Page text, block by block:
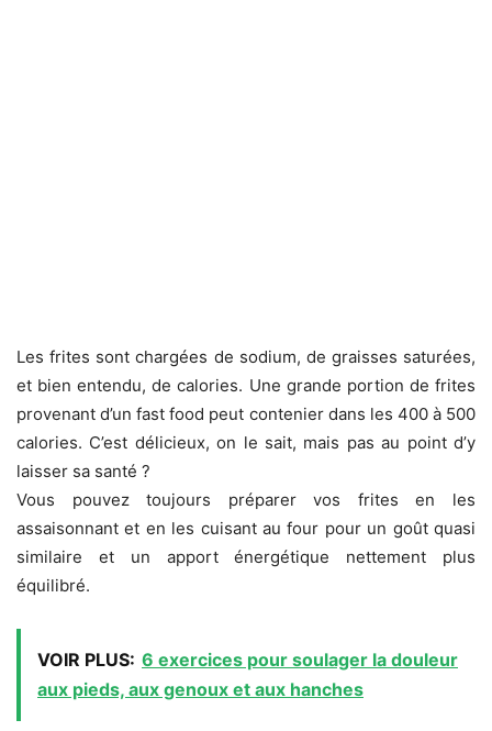
Les frites sont chargées de sodium, de graisses saturées,
et bien entendu, de calories. Une grande portion de frites
provenant d’un fast food peut contenier dans les 400 à 500
calories. C’est délicieux, on le sait, mais pas au point d’y
laisser sa santé ?
Vous pouvez toujours préparer vos frites en les
assaisonnant et en les cuisant au four pour un goût quasi
similaire et un apport énergétique nettement plus
équilibré.
VOIR PLUS: 6 exercices pour soulager la douleur
aux pieds, aux genoux et aux hanches